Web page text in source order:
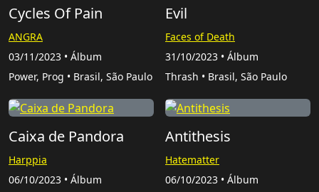
Cycles Of Pain
ANGRA
03/11/2023 • Álbum
Power, Prog • Brasil, São Paulo
Evil
Faces of Death
31/10/2023 • Álbum
Thrash • Brasil, São Paulo
Caixa de Pandora
Harppia
06/10/2023 • Álbum
Antithesis
Hatematter
06/10/2023 • Álbum